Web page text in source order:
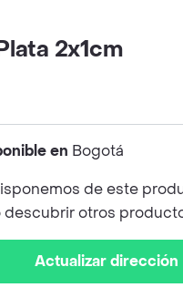
2x1cm
en Bogotá
de este
descubrir otros
Actualizar dirección